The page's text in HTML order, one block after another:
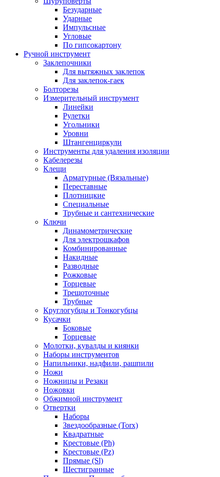
Безударные
Ударные
Импульсные
Угловые
По гипсокартону
Ручной инструмент
Заклепочники
Для вытяжных заклепок
Для заклепок-гаек
Болторезы
Измерительный инструмент
Линейки
Рулетки
Угольники
Уровни
Штангенциркули
Инструменты для удаления изоляции
Кабелерезы
Клещи
Арматурные (Вязальные)
Переставные
Плотницкие
Специальные
Трубные и сантехнические
Ключи
Динамометрические
Для электрошкафов
Комбинированные
Накидные
Разводные
Рожковые
Торцевые
Трещоточные
Трубные
Круглогубцы и Тонкогубцы
Кусачки
Боковые
Торцевые
Молотки, кувалды и киянки
Наборы инструментов
Напильники, надфили, рашпили
Ножи
Ножницы и Резаки
Ножовки
Обжимной инструмент
Отвертки
Наборы
Звездообразные (Torx)
Квадратные
Крестовые (Ph)
Крестовые (Pz)
Прямые (Sl)
Шестигранные